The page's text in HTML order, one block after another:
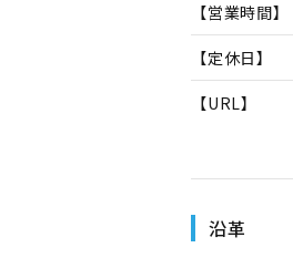
【営業時間】
【定休日】
【URL】
沿革